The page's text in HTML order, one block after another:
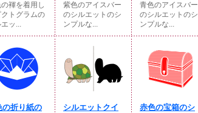
褌を着用し
クトグラムの
ッ...
紫色のアイスバー
のシルエットのシ
ンプルな...
青色のアイスバー
のシルエットのシ
ンプルな...
の折り紙の
シルエットクイ
赤色の宝箱のシ